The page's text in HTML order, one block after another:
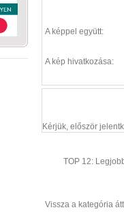
A képpel együtt:
A kép hivatkozása:
Kérjük, először
TOP 12:
Vissza a kategória